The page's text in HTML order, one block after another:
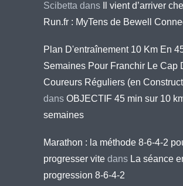
Scibetta dans
Il vient d’arriver
Run.fr : MyTens de Bewell
Plan D'entraînement 10 Km En
Semaines Pour Franchir Le Cap
Coureurs Réguliers (en
dans OBJECTIF 45 min sur 10
semaines
Marathon : la méthode 8-6-4-2
progresser vite dans La séance
progression 8-6-4-2